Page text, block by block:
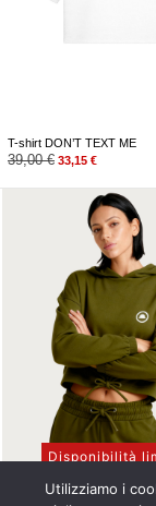
T-shirt DON’T TEXT ME
39,00€ 33,15 €
Disponibilità
Tuta Milord donna (verde
Utilizziamo i